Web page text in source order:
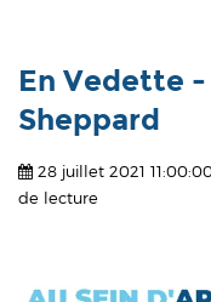
En Vedette
Sheppard
28 juillet 2021
de lecture